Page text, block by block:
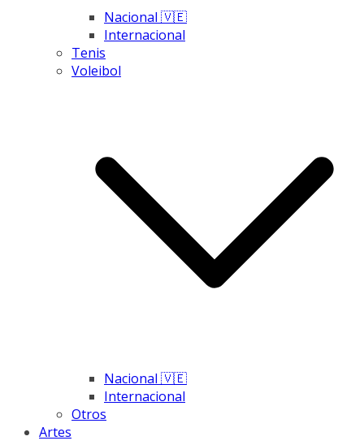
Nacional 🇻🇪
Internacional
Tenis
Voleibol
Nacional 🇻🇪
Internacional
Otros
Artes